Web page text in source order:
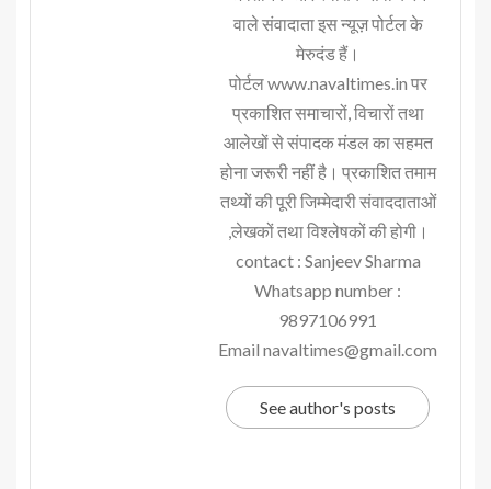
वाले संवादाता इस न्यूज़ पोर्टल के
मेरुदंड हैं।
पोर्टल www.navaltimes.in पर
प्रकाशित समाचारों, विचारों तथा
आलेखों से संपादक मंडल का सहमत
होना जरूरी नहीं है। प्रकाशित तमाम
तथ्यों की पूरी जिम्मेदारी संवाददाताओं
,लेखकों तथा विश्लेषकों की होगी।
contact : Sanjeev Sharma
Whatsapp number :
9897106991
Email navaltimes@gmail.com
See author's posts